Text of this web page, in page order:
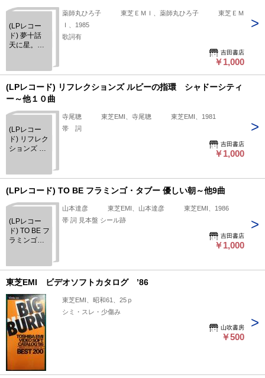
(LPレコー
ド) 夢十話
天に星。地
ト～ 他10曲
薬師丸ひろ子 東芝ＥＭＩ、薬師丸ひろ子 東芝ＥＭ
Ｉ、1985
歌詞有
吉田書店
￥1,000
(LPレコード) リフレクションズ ルビーの指環 シャドーシティ
ー～他１０曲
(LPレコー
ド) リフレク
ションズ ル
ーシティー
～他１０
曲
寺尾聰 東芝EMI、寺尾聰 東芝EMI、1981
帯 詞
吉田書店
￥1,000
(LPレコード) TO BE フラミンゴ・タブー 優しい朝～他9曲
(LPレコー
ド) TO BE フ
ラミンゴ・
山本達彦 東芝EMI、山本達彦 東芝EMI、1986
帯 詞 見本盤 シール跡
吉田書店
￥1,000
東芝EMI ビデオソフトカタログ ’86
東芝EMI、昭和61、25ｐ
シミ・スレ・少傷み
山吹書房
￥500